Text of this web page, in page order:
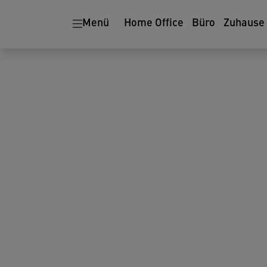
Menü Home Office Büro Zuhause